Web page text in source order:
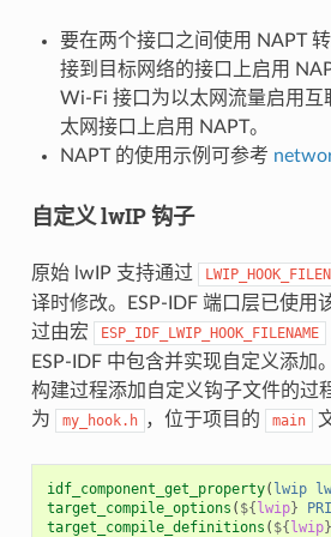
要在两个接口之间使用 NAPT
接到目标网络的接口上启用
Wi-Fi 接口为以太网流量启用互
太网接口上启用 NAPT。
NAPT 的使用示例可参考
自定义 lwIP 钩子
原始 lwIP 支持通过
译时修改。ESP-IDF 端口层已使用
过由宏
ESP_IDF_LWIP_HOOK_FILENAME
ESP-IDF 中包含并实现自定义添加
构建过程添加自定义钩子文件的过
为
my_hook.h ，位于项目的 main
idf_component_get_property( lwip
target_compile_options ( ${lwip}
target_compile_definitions ( ${lwip}